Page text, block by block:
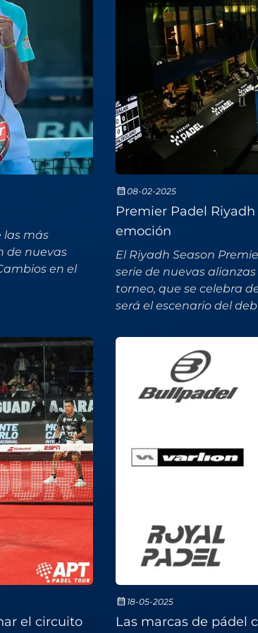
las más
de nuevas
en el
08-02-2025
Premier Padel
emoción
El Riyadh Season
serie de nuevas
torneo, que se celebra
será el escenario del
el circuito
18-05-2025
Las marcas de pádel